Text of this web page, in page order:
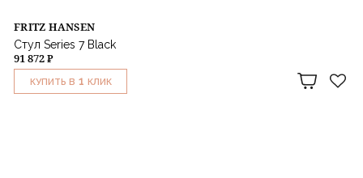
FRITZ HANSEN
Стул Series 7 Black
91 872 ₽
КУПИТЬ В 1 КЛИК